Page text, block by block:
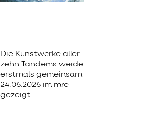
Die Kunstwerke aller
zehn Tandems werden
erstmals gemeinsam am
24.06.2026 im mre
gezeigt.